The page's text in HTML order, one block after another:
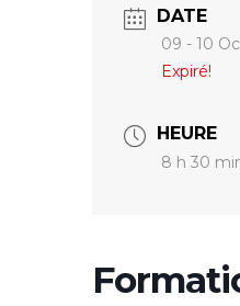
DATE
09 - 10
Expiré!
HEURE
8 h 30